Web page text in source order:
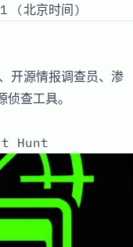
(北京时间)
开源情报调查员、渗
查工具。
Hunt